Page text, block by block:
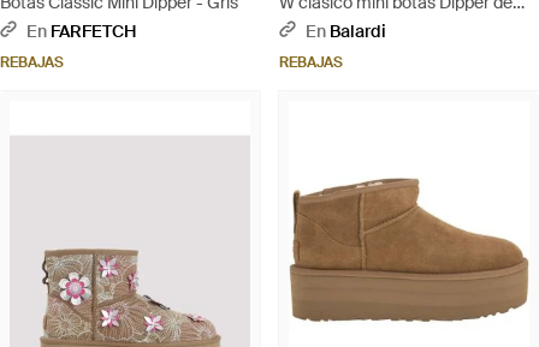
En FARFETCH
REBAJAS
cuero marrón
En Balardi
REBAJAS